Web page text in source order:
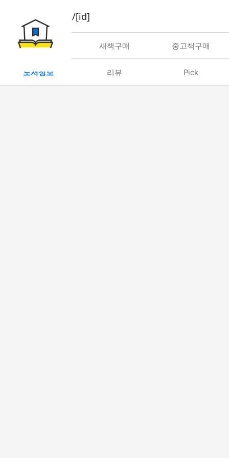
book/rent/[id]
대여 새책구매 중고책구매
도서정보 리뷰 Pick